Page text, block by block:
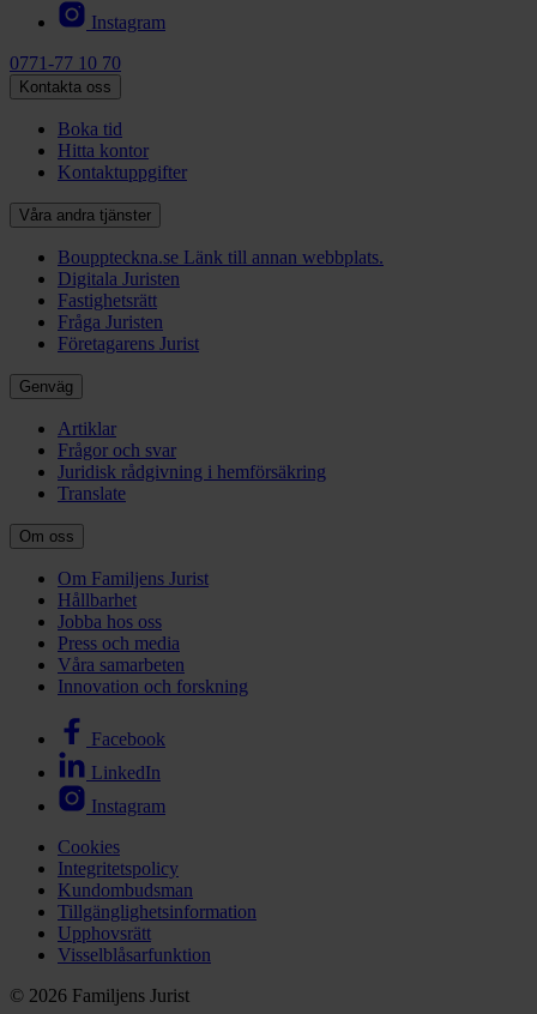
Instagram
0771-77 10 70
Kontakta oss
Boka tid
Hitta kontor
Kontaktuppgifter
Våra andra tjänster
Bouppteckna.se Länk till annan webbplats.
Digitala Juristen
Fastighetsrätt
Fråga Juristen
Företagarens Jurist
Genväg
Artiklar
Frågor och svar
Juridisk rådgivning i hemförsäkring
Translate
Om oss
Om Familjens Jurist
Hållbarhet
Jobba hos oss
Press och media
Våra samarbeten
Innovation och forskning
Facebook
LinkedIn
Instagram
Cookies
Integritetspolicy
Kundombudsman
Tillgänglighetsinformation
Upphovsrätt
Visselblåsarfunktion
© 2026 Familjens Jurist